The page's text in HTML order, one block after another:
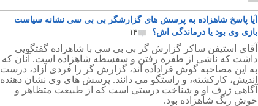
آیا پاسخ شاهزاده به پرسش های گزارشگر بی بی سی نشانه سیاست
بازی وی بود یا درماندگی اش؟
۱۴
آقای استیفن ساکر گزارش گر بی بی سی با شاهزاده گفتگویی
داشت که ناشی از طفره رفتن و سفسطه شاهزاده است. آنان که
به این مصاحبه گوش فراداده اند، گزارش گر را فردی آزاد، درست
اندیش، کارکشته، و راستگو می دانند. پرسش های وی نشان دهنده
آگاهی ژرف او و شناخت درستی است که از طبیعت متظاهر و
خوش رنگ شاهزاده بود.